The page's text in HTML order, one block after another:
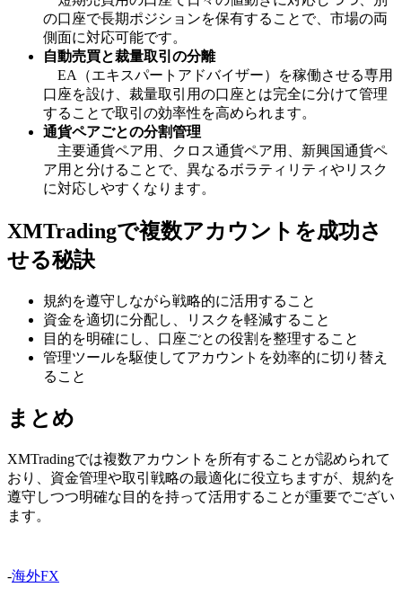
の口座で長期ポジションを保有することで、市場の両
側面に対応可能です。
自動売買と裁量取引の分離
EA（エキスパートアドバイザー）を稼働させる専用
口座を設け、裁量取引用の口座とは完全に分けて管理
することで取引の効率性を高められます。
通貨ペアごとの分割管理
主要通貨ペア用、クロス通貨ペア用、新興国通貨ペ
ア用と分けることで、異なるボラティリティやリスク
に対応しやすくなります。
XMTradingで複数アカウントを成功さ
せる秘訣
規約を遵守しながら戦略的に活用すること
資金を適切に分配し、リスクを軽減すること
目的を明確にし、口座ごとの役割を整理すること
管理ツールを駆使してアカウントを効率的に切り替え
ること
まとめ
XMTradingでは複数アカウントを所有することが認められて
おり、資金管理や取引戦略の最適化に役立ちますが、規約を
遵守しつつ明確な目的を持って活用することが重要でござい
ます。
-海外FX